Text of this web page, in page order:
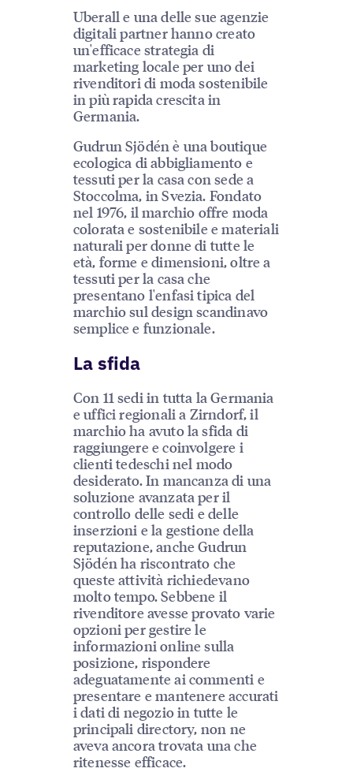
Uberall e una delle sue agenzie
digitali partner hanno creato
un'efficace strategia di
marketing locale per uno dei
rivenditori di moda sostenibile
in più rapida crescita in
Germania.
Gudrun Sjödén è una boutique
ecologica di abbigliamento e
tessuti per la casa con sede a
Stoccolma, in Svezia. Fondato
nel 1976, il marchio offre moda
colorata e sostenibile e materiali
naturali per donne di tutte le
età, forme e dimensioni, oltre a
tessuti per la casa che
presentano l'enfasi tipica del
marchio sul design scandinavo
semplice e funzionale.
La sfida
Con 11 sedi in tutta la Germania
e uffici regionali a Zirndorf, il
marchio ha avuto la sfida di
raggiungere e coinvolgere i
clienti tedeschi nel modo
desiderato. In mancanza di una
soluzione avanzata per il
controllo delle sedi e delle
inserzioni e la gestione della
reputazione, anche Gudrun
Sjödén ha riscontrato che
queste attività richiedevano
molto tempo. Sebbene il
rivenditore avesse provato varie
opzioni per gestire le
informazioni online sulla
posizione, rispondere
adeguatamente ai commenti e
presentare e mantenere accurati
i dati di negozio in tutte le
principali directory, non ne
aveva ancora trovata una che
ritenesse efficace.